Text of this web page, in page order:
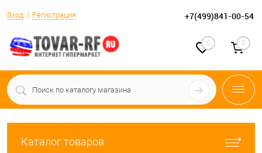
Вход Регистрация +7(499)841-00-54
0 0
Каталог товаров